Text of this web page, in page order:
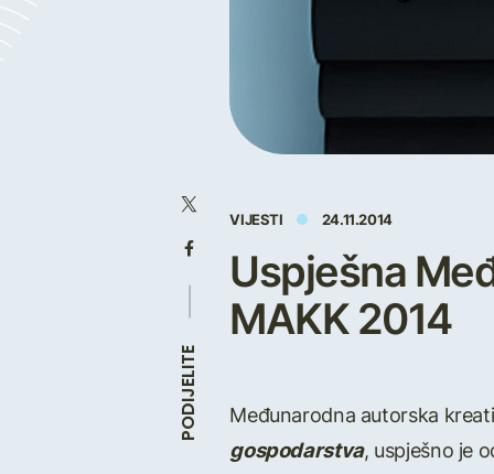
PODIJELITE
VIJESTI 24.11.2014
Uspješna
MAKK 2014
Međunarodna autorska
gospodarstva, uspješno je